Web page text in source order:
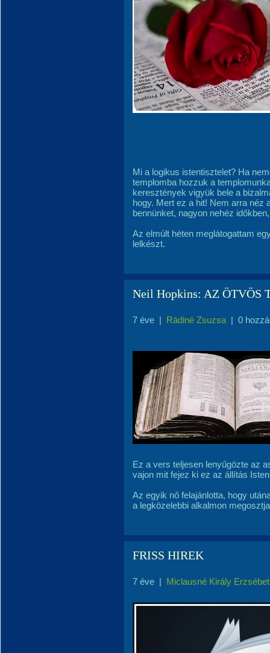
Mi a logikus istentisztelet? Ha
templomba hozzuk a
keresztények vigyük bele a
hogy. Mert ez a hit! Nem arra néz
bennünket, nagyon nehéz
Az elmúlt héten meglátogattam
lelkészt.
Neil Hopkins: AZ ÖTVÖS
7 éve | Rádiné Zsuzsa | 0
Ez a vers teljesen lenyűgözte az
vajon mit fejez ki ez az állítás
Az egyik nő felajánlotta, hogy
a legközelebbi alkalmon
FRISS HIREK
7 éve | Miclausné Király Erzsébet